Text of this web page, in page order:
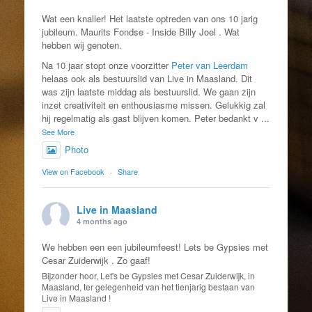
Wat een knaller! Het laatste optreden van ons 10 jarig
jubileum. Maurits Fondse - Inside Billy Joel . Wat
hebben wij genoten.
Na 10 jaar stopt onze voorzitter Peter van Leerdam
helaas ook als bestuurslid van Live in Maasland. Dit
was zijn laatste middag als bestuurslid. We gaan zijn
inzet creativiteit en enthousiasme missen. Gelukkig zal
hij regelmatig als gast blijven komen. Peter bedankt v ...
See More
Photo
View on Facebook · Share
Live in Maasland
4 months ago
We hebben een een jubileumfeest! Lets be Gypsies met
Cesar Zuiderwijk . Zo gaaf!
Bijzonder hoor, Let's be Gypsies met Cesar Zuiderwijk, in
Maasland, ter gelegenheid van het tienjarig bestaan van
Live in Maasland !